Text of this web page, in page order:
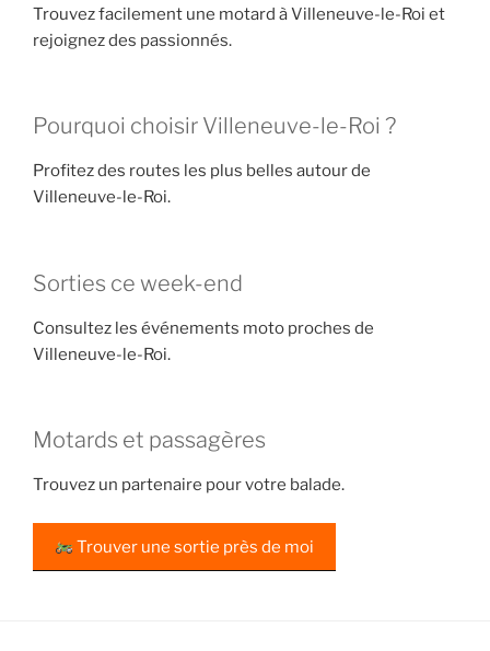
Trouvez facilement une motard à Villeneuve-le-Roi et
rejoignez des passionnés.
Pourquoi choisir Villeneuve-le-Roi ?
Profitez des routes les plus belles autour de
Villeneuve-le-Roi.
Sorties ce week-end
Consultez les événements moto proches de
Villeneuve-le-Roi.
Motards et passagères
Trouvez un partenaire pour votre balade.
Trouver une sortie près de moi